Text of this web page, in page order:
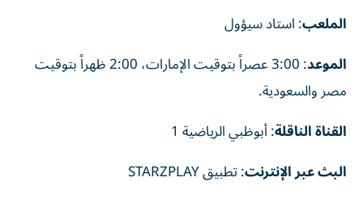
الملعب: استاد سيؤول
الموعد
: 3:00 عصراً بتوقيت الإمارات، 2:00 ظهراً بتوقيت
مصر والسعودية.
القناة الناقلة: أبوظبي الرياضية 1
البث عبر الإنترنت: تطبيق STARZPLAY